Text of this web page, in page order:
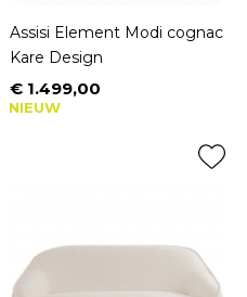
Assisi Element Modi cognac
Kare Design
Prijs
€ 1.499,00
NIEUW